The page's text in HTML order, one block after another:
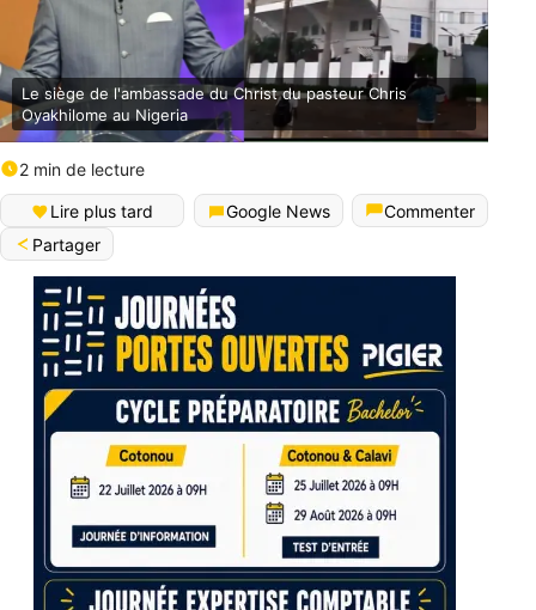
Le siège de l'ambassade du Christ du pasteur Chris
Oyakhilome au Nigeria
2 min de lecture
Lire plus tard Google News
Commenter
Partager